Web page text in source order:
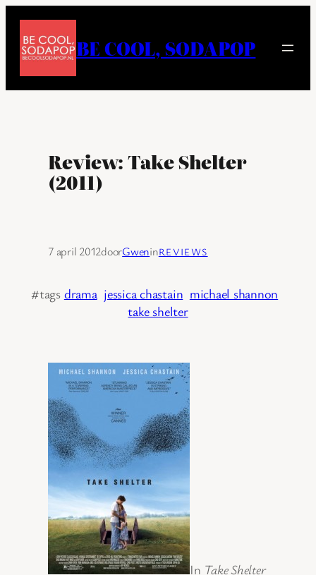
naar
inhoud
BE COOL, SODAPOP
Review: Take Shelter
(2011)
7 april 2012doorGweninREVIEWS
#tags drama jessica chastain michael shannon
take shelter
In Take Shelter